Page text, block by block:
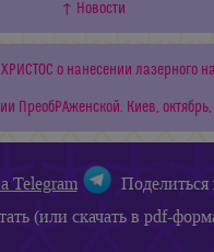
↑ Новости
о нанесении лазерного
ПреобРАженской. Киев,
Telegram
Поделиться
(или скачать в pdf-